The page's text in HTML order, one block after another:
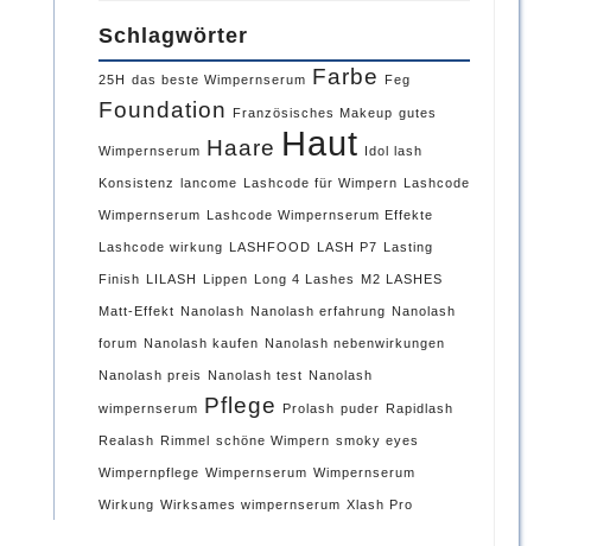
Schlagwörter
25H das beste Wimpernserum Farbe Feg
Foundation Französisches Makeup gutes
Wimpernserum Haare Haut Idol lash
Konsistenz lancome Lashcode für Wimpern Lashcode
Wimpernserum Lashcode Wimpernserum Effekte
Lashcode wirkung LASHFOOD LASH P7 Lasting
Finish LILASH Lippen Long 4 Lashes M2 LASHES
Matt-Effekt Nanolash Nanolash erfahrung Nanolash
forum Nanolash kaufen Nanolash nebenwirkungen
Nanolash preis Nanolash test Nanolash
wimpernserum Pflege Prolash puder Rapidlash
Realash Rimmel schöne Wimpern smoky eyes
Wimpernpflege Wimpernserum Wimpernserum
Wirkung Wirksames wimpernserum Xlash Pro